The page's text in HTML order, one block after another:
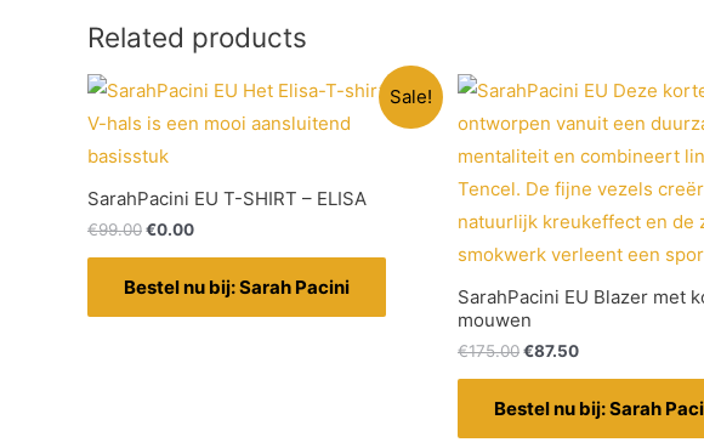
Related products
Sale!
SarahPacini EU T-SHIRT – ELISA
€99.00€0.00
Bestel nu bij: Sarah Pacini
SarahPacini EU Blazer met
mouwen
€175.00€87.50
Bestel nu bij: Sarah